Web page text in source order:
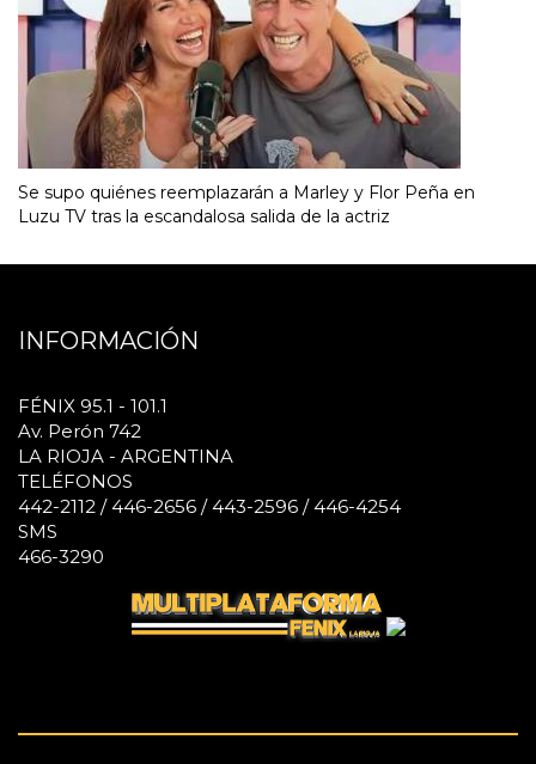
Se supo quiénes reemplazarán a Marley y Flor Peña en
Luzu TV tras la escandalosa salida de la actriz
INFORMACIÓN
FÉNIX 95.1 - 101.1
Av. Perón 742
LA RIOJA - ARGENTINA
TELÉFONOS
442-2112 / 446-2656 / 443-2596 / 446-4254
SMS
466-3290